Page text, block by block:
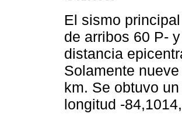
El sismo
de arribos 60 P-
distancia
Solamente
km. Se obtuvo
longitud -